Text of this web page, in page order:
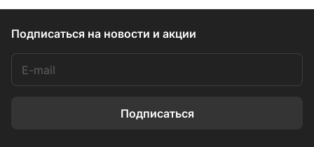
Подписаться на новости и акции
Подписаться